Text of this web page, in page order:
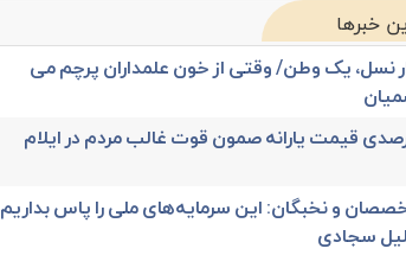
خبرها
نسل، یک وطن/ وقتی از خون علمداران پرچم می
۱۲۰ درصدی قیمت یارانه صمون قوت غالب مردم در ایلام
و نخبگان: این سرمایه‌های ملی را پاس بداریم
سجادی